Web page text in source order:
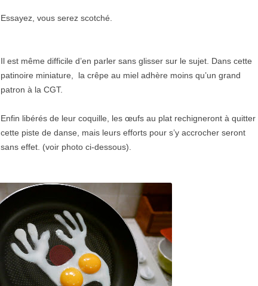
Essayez, vous serez scotché.
Il est même difficile d’en parler sans glisser sur le sujet. Dans cette
patinoire miniature, la crêpe au miel adhère moins qu’un grand
patron à la CGT.
Enfin libérés de leur coquille, les œufs au plat rechigneront à quitter
cette piste de danse, mais leurs efforts pour s’y accrocher seront
sans effet. (voir photo ci-dessous).